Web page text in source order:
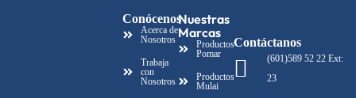
Conócenos
Acerca de
Nosotros
Trabaja
con
Nosotros
Nuestras
Marcas
Productos
Pomar
Productos
Mulai
Contáctanos
(601)589 52 22 Ext:
23